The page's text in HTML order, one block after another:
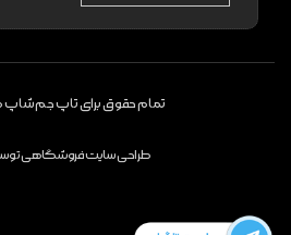
تمام حقوق برای تاپ جم
طراحی سایت فروشگاهی